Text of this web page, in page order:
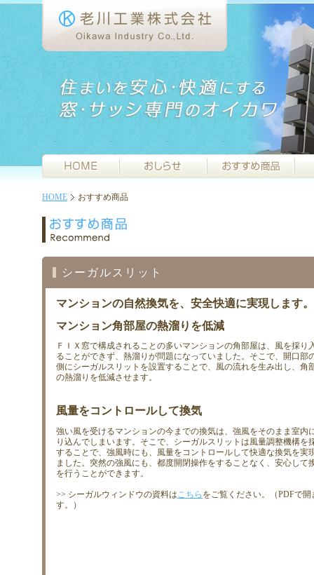
HOME おすすめ商品
シーガルスリット
マンションの自然換気を、安全快適に実現します。
マンション角部屋の熱溜りを低減
ＦＩＸ窓で構成されることの多いマンションの角部屋は、風を採り
ることができず、熱溜りが問題になっていました。そこで、開口部
側にシーガルスリットを設置することで、風の流れを生み出し、角
の熱溜りを低減させます。
風量をコントロールして換気
強い風を受けるマンションの今までの換気は、強風をそのまま室内
り込んでしまいます。そこで、シーガルスリットは風量調整機構を
することで、強風時にも、風量をコントロールして快適な換気を実
ました。突然の強風にも、都度開閉操作をすることなく、安心して
を行うことができます。
>> シーガルウィンドウの資料はこちら をご覧ください。（PDFで開
す。）